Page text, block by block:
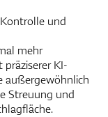
und
mehr
KI-
außergewöhnlich
Streuung und